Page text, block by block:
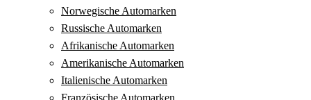
Norwegische Automarken
Russische Automarken
Afrikanische Automarken
Amerikanische Automarken
Italienische Automarken
Französische Automarken